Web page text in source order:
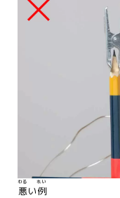
悪
わる
い例
れい